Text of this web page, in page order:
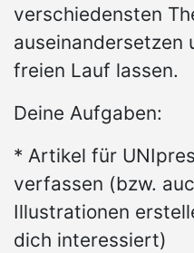
verschiedensten
auseinandersetzen
freien Lauf lassen.
Deine Aufgaben:
* Artikel für
verfassen (bzw.
Illustrationen
dich interessiert)